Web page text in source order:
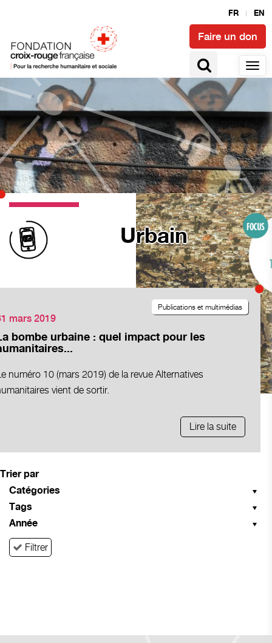
FR EN
Faire un don
Urbain
mars 2019
bombe urbaine : quel impact pour les
Publications et multimédias
numéro 10 (mars 2019) de la revue Alternatives
vient de sortir.
Lire la suite
Trier par
Catégories
Tags
Année
Filtrer